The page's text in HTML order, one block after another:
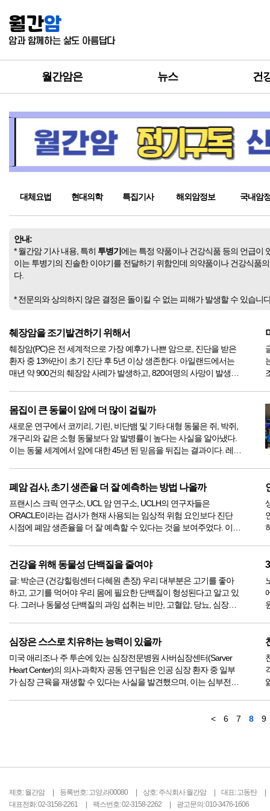
월간암은 뉴스 건
대체요법 현대의학 특집기사 해외암정보 국내암
안내:
* 월간암 기사 내용, 특히 투병기 에는 특정 약품이나 건강식품 등의 언급이
이는 투병기의 진솔한 이야기를 전달하기 위함인데 의약품이나 건강식품
다.
* 전문의와 상의하지 않은 결정은 돌이킬 수 없는 피해가 발생할 수 있습
췌장암을 조기발견하기 위해서
췌장암(PC)은 전 세계적으로 가장 예후가 나쁜 암으로, 진단을 받은
환자 중 13%만이 초기 진단 후 5년 이상 생존한다. 아일랜드에서는
매년 약 900건의 췌장암 사례가 발생하고, 820여명의 사망이 발생한
몸집이 큰 동물이 암에 더 많이 걸릴까
새로운 연구에서 코끼리, 기린, 비단뱀 및 기타 대형 동물은 쥐, 박쥐,
개구리와 같은 소형 동물보다 암 발병률이 높다는 사실을 알아냈다.
이는 동물 세계에서 암에 대한 45년 된 믿음을 뒤집는 결과이다. 레딩
폐암 검사, 초기 생존율 더 잘 예측하는 방법 나올까
프랜시스 크릭 연구소, UCL 암 연구소, UCLH의 연구자들은
ORACLE이라는 검사가 현재 사용되는 임상적 위험 요인보다 진단
시점에 폐암 생존율을 더 잘 예측할 수 있다는 것을 보여주었다. 이를
건강을 위해 동물성 단백질을 줄여야
글: 박순근 (건강힐링센터 다혜원 촌장) 우리 대부분은 고기를 좋아
하고, 고기를 먹어야 우리 몸에 필요한 단백질이 형성된다고 알고 있
다. 그러나 동물성 단백질의 과잉 섭취는 비만, 고혈압, 당뇨, 심장병,
심장은 스스로 치유하는 능력이 있을까
미국 애리조나 주 투손에 있는 심장전문병원 사버심장센터(Sarver
Heart Center)의 의사-과학자 공동 연구팀은 인공 심장 환자 중 일부
가 심장 근육을 재생할 수 있다는 사실을 발견했으며, 이는 심부전을
<
6 7 8 9
제호: 월간암 등록번호: 고양,라00080 상호: 주식회사 월간암
대표: 고동탄
대표전화: 02-3158-2261
팩스번호: 02-3158-2262 광고문의: 010-3476-1606